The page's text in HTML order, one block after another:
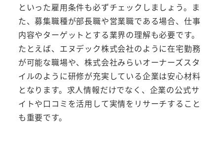
といった雇用条件も必ずチェックしましょう。ま
た、募集職種が部長職や営業職である場合、仕事
内容やターゲットとする業界の理解も必要です。
たとえば、エヌデック株式会社のように在宅勤務
が可能な職場や、株式会社みらいオーナーズスタ
イルのように研修が充実している企業は安心材料
となります。求人情報だけでなく、企業の公式サ
イトや口コミを活用して実情をリサーチすること
も重要です。